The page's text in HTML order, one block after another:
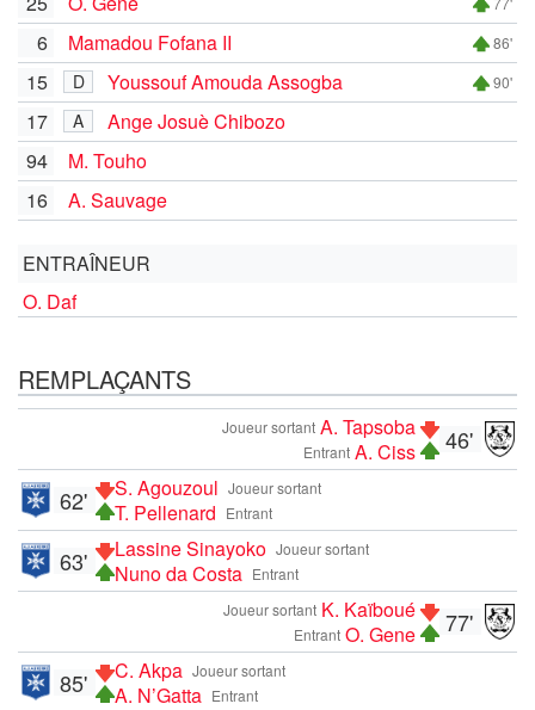
6 Mamadou Fofana II 86'
15 D Youssouf Amouda Assogba 90'
17 A
Ange Josuè Chibozo
94
M. Touho
16
A. Sauvage
ENTRAÎNEUR
O. Daf
REMPLAÇANTS
46'
Joueur sortant A. Tapsoba
Entrant A. Ciss
Joueur sortant
S. Agouzoul
Entrant
T. Pellenard
62'
Joueur sortant
Lassine Sinayoko
Entrant
Nuno da Costa
63'
77'
Joueur sortant K. Kaïboué
Entrant O. Gene
Joueur sortant
C. Akpa
Entrant
A. N’Gatta
85'